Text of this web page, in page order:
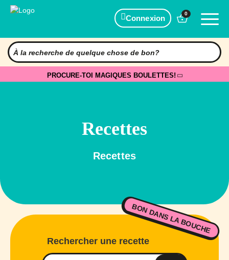
Connexion
0
PROCURE-TOI MAGIQUES BOULETTES!
Recettes
Recettes
BON DANS LA BOUCHE
Rechercher une recette